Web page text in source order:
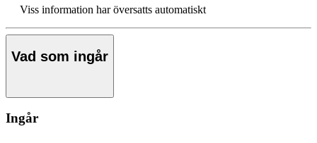
Viss information har översatts automatiskt
Vad som ingår
Ingår